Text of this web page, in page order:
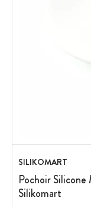
SILIKOMART
Pochoir
Silikomart